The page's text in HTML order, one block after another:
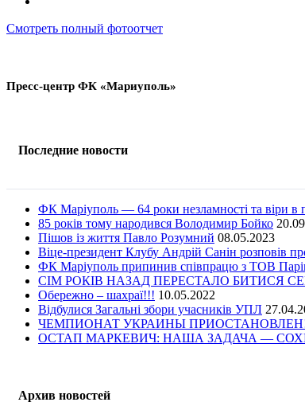
Смотреть полный фотоотчет
Пресс-центр ФК «Мариуполь»
Последние новости
ФК Маріуполь — 64 роки незламності та віри в
85 років тому народився Володимир Бойко
Пішов із життя Павло Розумний 08.05.2023
Віце-президент Клубу Андрій Санін розповів
ФК Маріуполь припинив співпрацю з ТОВ
СІМ РОКІВ НАЗАД ПЕРЕСТАЛО БИТИСЯ
Обережно – шахраї!!! 10.05.2022
Відбулися Загальні збори учасників УПЛ
ЧЕМПИОНАТ УКРАИНЫ
ОСТАП МАРКЕВИЧ: НАША ЗАДАЧА —
Архив новостей